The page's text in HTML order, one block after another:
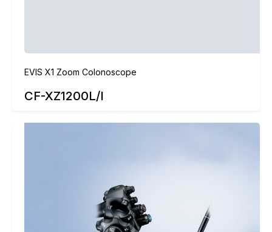
EVIS X1 Zoom Colonoscope
CF-XZ1200L/I